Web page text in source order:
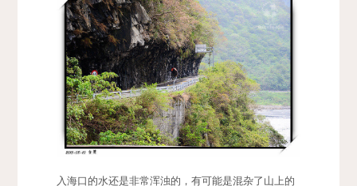
入海口的水还是非常浑浊的，有可能是混杂了山上的